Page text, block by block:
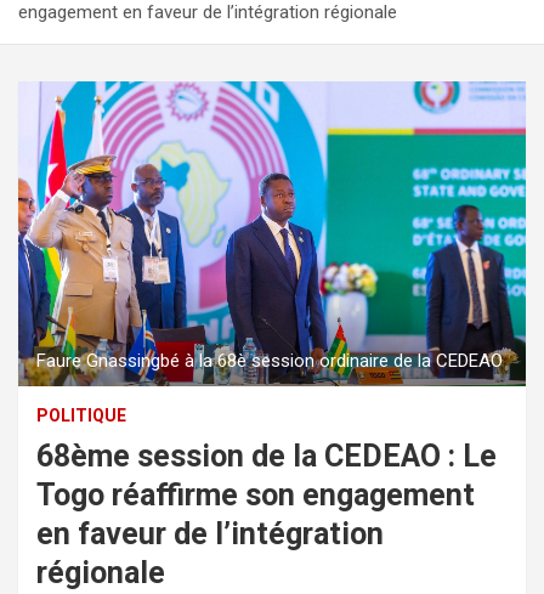
engagement en faveur de l’intégration régionale
Faure Gnassingbé à la 68è session ordinaire de la CEDEAO
POLITIQUE
68ème session de la CEDEAO : Le
Togo réaffirme son engagement
en faveur de l’intégration
régionale